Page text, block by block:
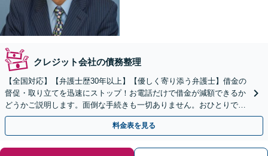
クレジット会社の債務整理
【全国対応】【弁護士歴30年以上】【優しく寄り添う弁護士】借金の
督促・取り立てを迅速にストップ！お電話だけで借金が減額できるか
どうかご説明します。面倒な手続きも一切ありません。おひとりで悩
まず、お気軽にご相談ください。【電話相談可】
料金表を見る